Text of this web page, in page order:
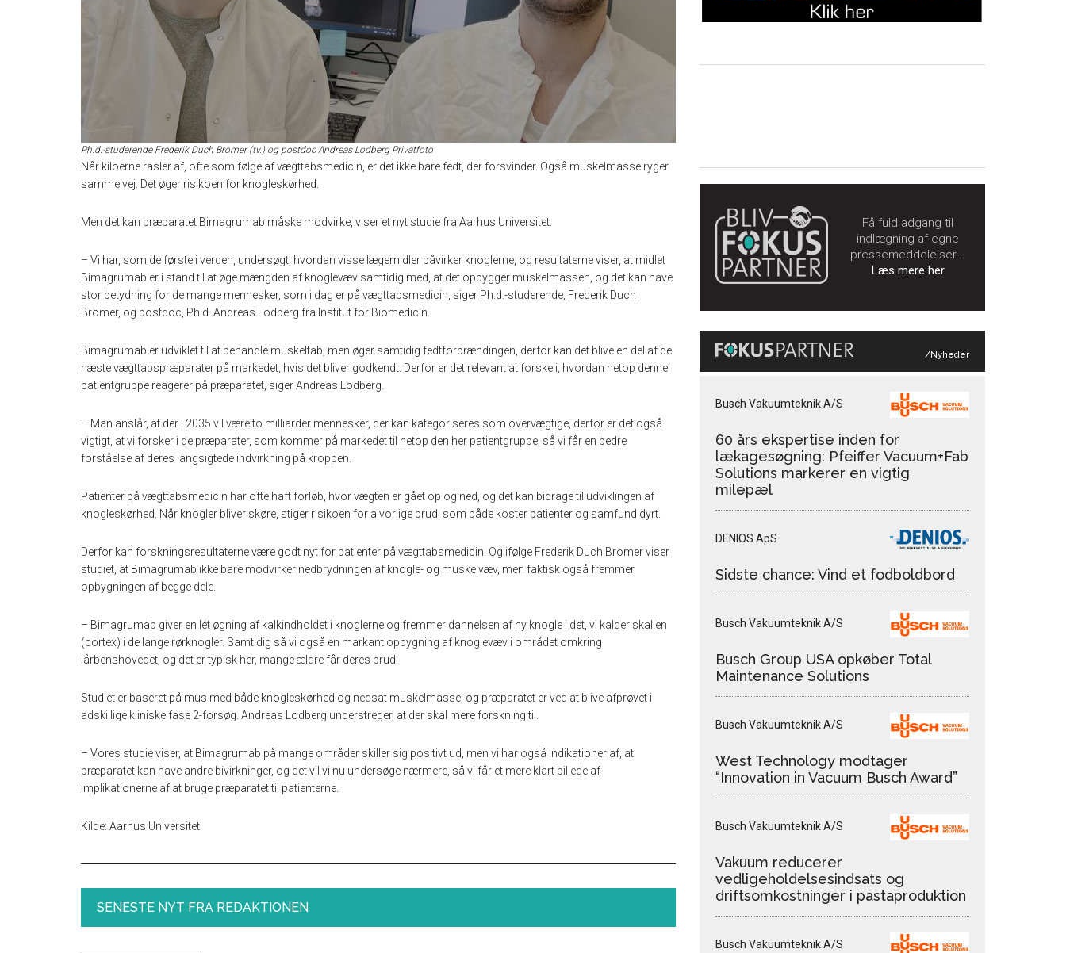
Ph.d.-studerende Frederik Duch Bromer (tv.) og postdoc Andreas Lodberg Privatfoto
Når kiloerne rasler af, ofte som følge af vægttabsmedicin, er det ikke bare fedt, der forsvinder. Også muskelmasse ryger
samme vej. Det øger risikoen for knogleskørhed.
Men det kan præparatet Bimagrumab måske modvirke, viser et nyt studie fra Aarhus Universitet.
– Vi har, som de første i verden, undersøgt, hvordan visse lægemidler påvirker knoglerne, og resultaterne viser, at midlet
Bimagrumab er i stand til at øge mængden af knoglevæv samtidig med, at det opbygger muskelmassen, og det kan have
stor betydning for de mange mennesker, som i dag er på vægttabsmedicin, siger Ph.d.-studerende, Frederik Duch
Bromer, og postdoc, Ph.d. Andreas Lodberg fra Institut for Biomedicin.
Bimagrumab er udviklet til at behandle muskeltab, men øger samtidig fedtforbrændingen, derfor kan det blive en del af de
næste vægttabspræparater på markedet, hvis det bliver godkendt. Derfor er det relevant at forske i, hvordan netop denne
patientgruppe reagerer på præparatet, siger Andreas Lodberg.
– Man anslår, at der i 2035 vil være to milliarder mennesker, der kan kategoriseres som overvægtige, derfor er det også
vigtigt, at vi forsker i de præparater, som kommer på markedet til netop den her patientgruppe, så vi får en bedre
forståelse af deres langsigtede indvirkning på kroppen.
Patienter på vægttabsmedicin har ofte haft forløb, hvor vægten er gået op og ned, og det kan bidrage til udviklingen af
knogleskørhed. Når knogler bliver skøre, stiger risikoen for alvorlige brud, som både koster patienter og samfund dyrt.
Derfor kan forskningsresultaterne være godt nyt for patienter på vægttabsmedicin. Og ifølge Frederik Duch Bromer viser
studiet, at Bimagrumab ikke bare modvirker nedbrydningen af knogle- og muskelvæv, men faktisk også fremmer
opbygningen af begge dele.
– Bimagrumab giver en let øgning af kalkindholdet i knoglerne og fremmer dannelsen af ny knogle i det, vi kalder skallen
(cortex) i de lange rørknogler. Samtidig så vi også en markant opbygning af knoglevæv i området omkring
lårbenshovedet, og det er typisk her, mange ældre får deres brud.
Studiet er baseret på mus med både knogleskørhed og nedsat muskelmasse, og præparatet er ved at blive afprøvet i
adskillige kliniske fase 2-forsøg. Andreas Lodberg understreger, at der skal mere forskning til.
– Vores studie viser, at Bimagrumab på mange områder skiller sig positivt ud, men vi har også indikationer af, at
præparatet kan have andre bivirkninger, og det vil vi nu undersøge nærmere, så vi får et mere klart billede af
implikationerne af at bruge præparatet til patienterne.
Kilde: Aarhus Universitet
SENESTE NYT FRA REDAKTIONEN
Få fuld adgang til
indlægning af egne
pressemeddelelser...
Læs mere her
/Nyheder
Busch Vakuumteknik A/S
60 års ekspertise inden for
lækagesøgning: Pfeiffer Vacuum+Fab
Solutions markerer en vigtig
milepæl
DENIOS ApS
Sidste chance: Vind et fodboldbord
Busch Vakuumteknik A/S
Busch Group USA opkøber Total
Maintenance Solutions
Busch Vakuumteknik A/S
West Technology modtager
“Innovation in Vacuum Busch Award”
Busch Vakuumteknik A/S
Vakuum reducerer
vedligeholdelsesindsats og
driftsomkostninger i pastaproduktion
Busch Vakuumteknik A/S